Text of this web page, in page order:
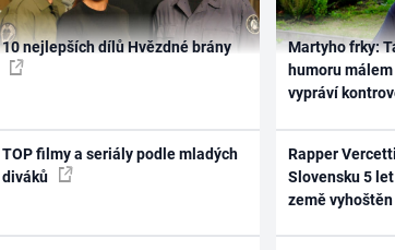
10 nejlepších dílů Hvězdné brány
TOP filmy a seriály podle mladých
diváků
Martyho frky:
humoru
vypráví
Rapper
Slovensku 5
země vyhoštěn